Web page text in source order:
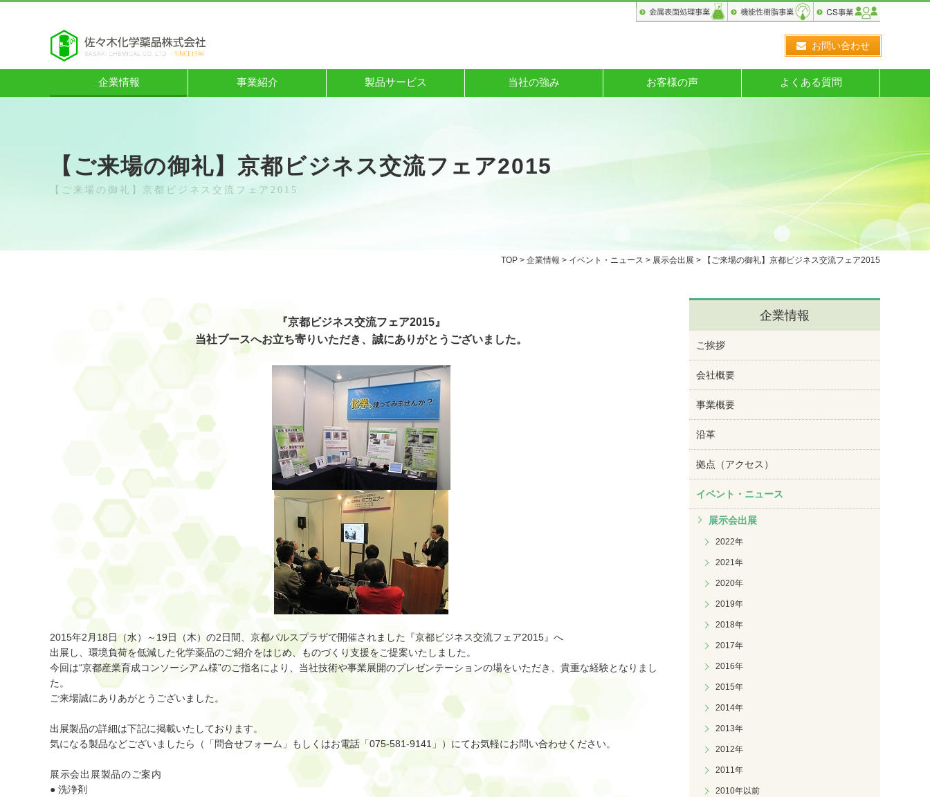
お問い合わせ
企業情報 事業紹介 製品サービス 当社の強み お客様の声 よくある質問
【ご来場の御礼】京都ビジネス交流フェア2015
【ご来場の御礼】京都ビジネス交流フェア2015
TOP > 企業情報 > イベント・ニュース > 展示会出展 > 【ご来場の御礼】京都ビジネス交流フェア2015
『京都ビジネス交流フェア2015』
当社ブースへお立ち寄りいただき、誠にありがとうございました。
2015年2月18日（水）～19日（木）の2日間、京都パルスプラザで開催されました『京都ビジネス交流フェア2015』へ
出展し、環境負荷を低減した化学薬品のご紹介をはじめ、ものづくり支援をご提案いたしました。
今回は“京都産業育成コンソーシアム様”のご指名により、当社技術や事業展開のプレゼンテーションの場をいただき、貴重な経験となりまし
た。
ご来場誠にありあがとうございました。
出展製品の詳細は下記に掲載いたしております。
気になる製品などございましたら（「 問合せフォーム 」もしくはお電話「075-581-9141」）にてお気軽にお問い合わせください。
展示会出展製品のご案内
● 洗浄剤
企業情報
ご挨拶
会社概要
事業概要
沿革
拠点（アクセス）
イベント・ニュース
展示会出展
2022年
2021年
2020年
2019年
2018年
2017年
2016年
2015年
2014年
2013年
2012年
2011年
2010年以前